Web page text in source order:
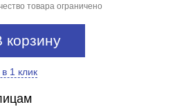
товара ограничено
корзину
1 клик